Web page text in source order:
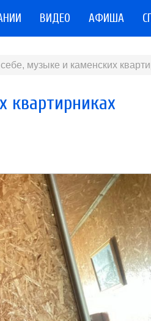
ВИДЕО АФИША
музыке и каменских
квартирниках